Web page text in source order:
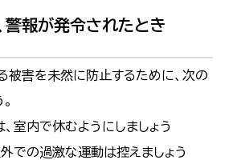
警報が発令されたとき
被害を未然に防止するために、次の
内で休むようにしましょう
での過激な運動は控えましょう